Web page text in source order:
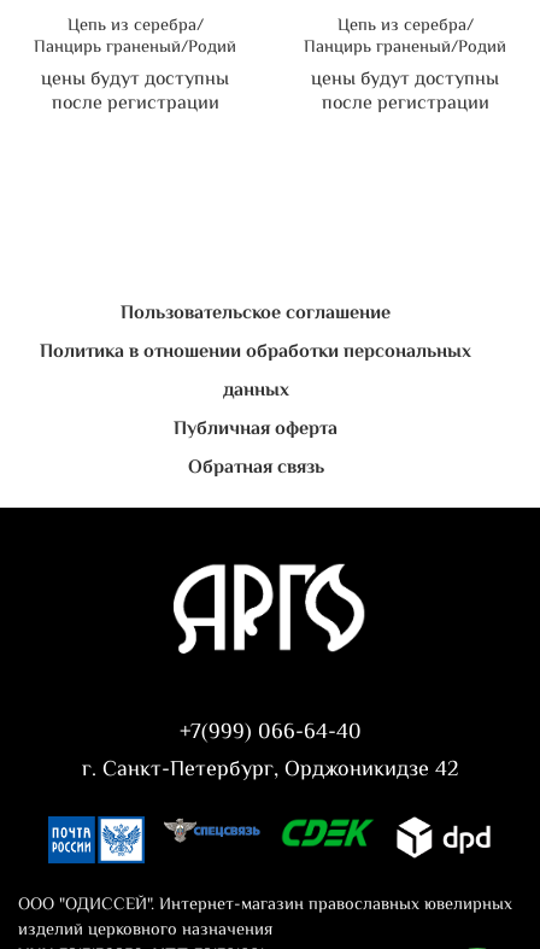
Цепь из серебра/
Панцирь граненый/Родий
цены будут доступны
после регистрации
Цепь из серебра/
Панцирь граненый/Родий
цены будут доступны
после регистрации
Пользовательское соглашение
Политика в отношении обработки персональных
данных
Публичная оферта
Обратная связь
+7(999) 066-64-40
г. Санкт-Петербург, Орджоникидзе 42
ООО "ОДИССЕЙ". Интернет-магазин православных ювелирных
изделий церковного назначения